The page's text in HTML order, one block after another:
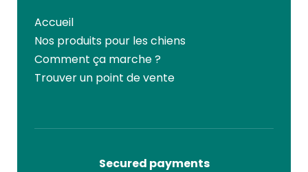
Accueil
Nos produits pour les chiens
Comment ça marche ?
Trouver un point de vente
Secured payments